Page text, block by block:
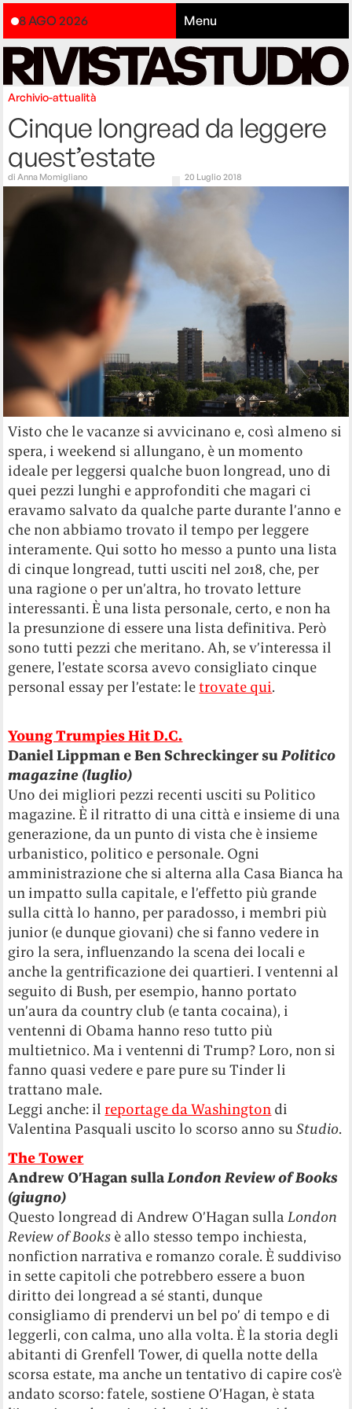
8 AGO 2026 Menu
Archivio-attualità
Cinque longread da leggere
quest’estate
diAnna Momigliano 20 Luglio 2018
Visto che le vacanze si avvicinano e, così almeno si
spera, i weekend si allungano, è un momento
ideale per leggersi qualche buon longread, uno di
quei pezzi lunghi e approfonditi che magari ci
eravamo salvato da qualche parte durante l’anno e
che non abbiamo trovato il tempo per leggere
interamente. Qui sotto ho messo a punto una lista
di cinque longread, tutti usciti nel 2018, che, per
una ragione o per un’altra, ho trovato letture
interessanti. È una lista personale, certo, e non ha
la presunzione di essere una lista definitiva. Però
sono tutti pezzi che meritano. Ah, se v’interessa il
genere, l’estate scorsa avevo consigliato cinque
personal essay per l’estate: letrovate qui.
Young Trumpies Hit D.C.
Daniel Lippman e Ben Schreckinger suPolitico
magazine (luglio)
Uno dei migliori pezzi recenti usciti su Politico
magazine. È il ritratto di una città e insieme di una
generazione, da un punto di vista che è insieme
urbanistico, politico e personale. Ogni
amministrazione che si alterna alla Casa Bianca ha
un impatto sulla capitale, e l’effetto più grande
sulla città lo hanno, per paradosso, i membri più
junior (e dunque giovani) che si fanno vedere in
giro la sera, influenzando la scena dei locali e
anche la gentrificazione dei quartieri. I ventenni al
seguito di Bush, per esempio, hanno portato
un’aura da country club (e tanta cocaina), i
ventenni di Obama hanno reso tutto più
multietnico. Ma i ventenni di Trump? Loro, non si
fanno quasi vedere e pare pure su Tinder li
trattano male.
Leggi anche: il reportage da Washington di
Valentina Pasquali uscito lo scorso anno suStudio.
The Tower
Andrew O’Hagan sullaLondon Review of Books
(giugno)
Questo longread di Andrew O’Hagan sullaLondon
Review of Books è allo stesso tempo inchiesta,
nonfiction narrativa e romanzo corale. È suddiviso
in sette capitoli che potrebbero essere a buon
diritto dei longread a sé stanti, dunque
consigliamo di prendervi un bel po’ di tempo e di
leggerli, con calma, uno alla volta. È la storia degli
abitanti di Grenfell Tower, di quella notte della
scorsa estate, ma anche un tentativo di capire cos’è
andato scorso: fatele, sostiene O’Hagan, è stata